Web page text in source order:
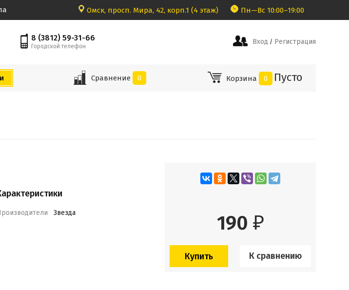
Омск, просп. Мира, 42, корп.1 (4 этаж) Пн—Вс 10:00–19:00
8 (3812) 59-31-66
Городской телефон
Вход / Регистрация
Сравнение 0 Корзина 0 Пусто
Звезда 190 ₽
К сравнению